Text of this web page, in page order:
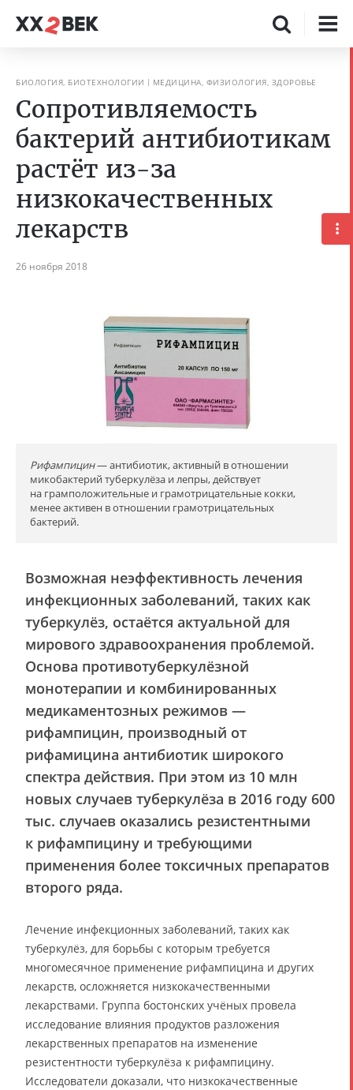
БИОЛОГИЯ, БИОТЕХНОЛОГИИ МЕДИЦИНА, ФИЗИОЛОГИЯ, ЗДОРОВЬЕ
Сопротивляемость
бактерий антибиотикам
растёт из-за
низкокачественных
лекарств
26 ноября 2018
Рифампицин— антибиотик, активный в отношении
микобактерий туберкулёза и лепры, действует
на грамположительные и грамотрицательные кокки,
менее активен в отношении грамотрицательных
бактерий.
Возможная неэффективность лечения
инфекционных заболеваний, таких как
туберкулёз, остаётся актуальной для
мирового здравоохранения проблемой.
Основа противотуберкулёзной
монотерапии и комбинированных
медикаментозных режимов —
рифампицин, производный от
рифамицина антибиотик широкого
спектра действия. При этом из 10 млн
новых случаев туберкулёза в 2016 году 600
тыс. случаев оказались резистентными
к рифампицину и требующими
применения более токсичных препаратов
второго ряда.
Лечение инфекционных заболеваний, таких как
туберкулёз, для борьбы с которым требуется
многомесячное применение рифампицина и других
лекарств, осложняется низкокачественными
лекарствами. Группа бостонских учёных провела
исследование влияния продуктов разложения
лекарственных препаратов на изменение
резистентности туберкулёза к рифампицину.
Исследователи доказали, что низкокачественные